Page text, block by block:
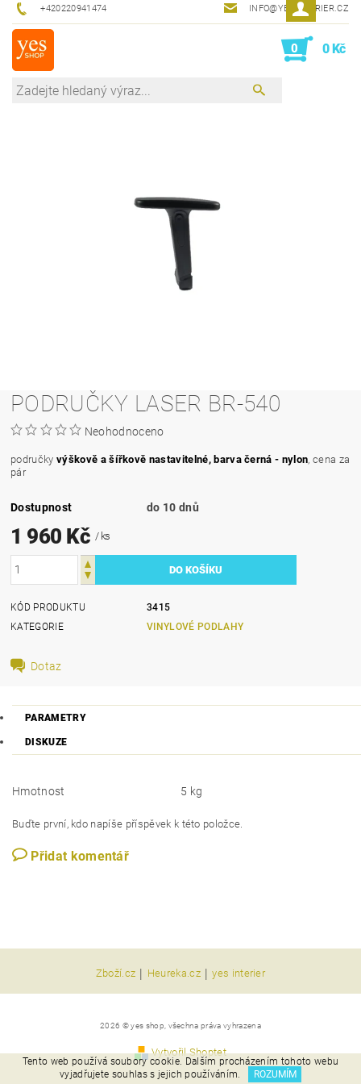
+420220941474 INFO@YESINTERIER.CZ
0 0 Kč
PODRUČKY LASER BR-540
Neohodnoceno
područky výškově a šířkově nastavitelné, barva černá - nylon, cena za
pár
Dostupnost do 10 dnů
1 960 Kč / ks
KÓD PRODUKTU
3415
KATEGORIE
VINYLOVÉ PODLAHY
Dotaz
PARAMETRY
DISKUZE
Hmotnost 5 kg
Buďte první, kdo napíše příspěvek k této položce.
Přidat komentář
Zboží.cz | Heureka.cz | yes interier
2026 © yes shop, všechna práva vyhrazena
Vytvořil Shoptet
Tento web používá soubory cookie. Dalším procházením tohoto webu
vyjadřujete souhlas s jejich používáním.
ROZUMÍM